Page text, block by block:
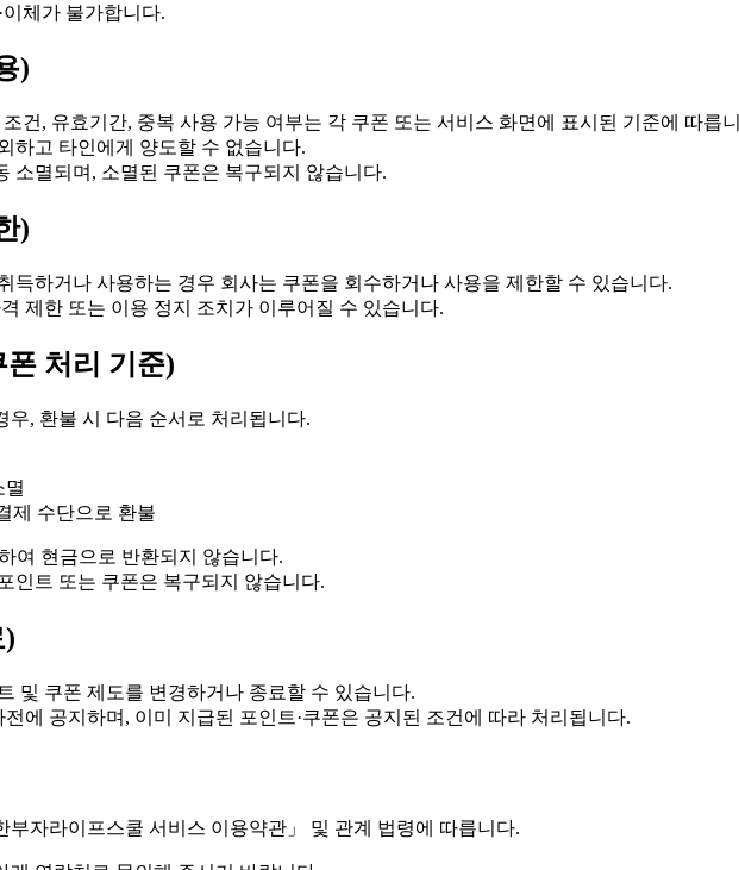
체가 불가합니다.
)
건, 유효기간, 중복 사용 가능 여부는 각 쿠폰 또는 서비스 화면에 표시된 기준에 따릅
하고 타인에게 양도할 수 없습니다.
소멸되며, 소멸된 쿠폰은 복구되지 않습니다.
)
득하거나 사용하는 경우 회사는 쿠폰을 회수하거나 사용을 제한할 수 있습니다.
제한 또는 이용 정지 조치가 이루어질 수 있습니다.
폰 처리 기준)
우, 환불 시 다음 순서로 처리됩니다.
멸
제 수단으로 환불
여 현금으로 반환되지 않습니다.
인트 또는 쿠폰은 복구되지 않습니다.
및 쿠폰 제도를 변경하거나 종료할 수 있습니다.
에 공지하며, 이미 지급된 포인트·쿠폰은 공지된 조건에 따라 처리됩니다.
부자라이프스쿨 서비스 이용약관」 및 관계 법령에 따릅니다.